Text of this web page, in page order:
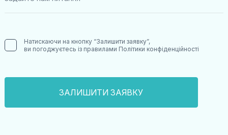
Натискаючи на кнопку “Залишити заявку”,
ви погоджуєтесь із правилами Політики конфіденційності